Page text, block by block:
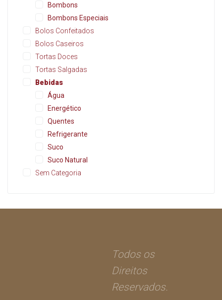
Bombons
Bombons Especiais
Bolos Confeitados
Bolos Caseiros
Tortas Doces
Tortas Salgadas
Bebidas
Água
Energético
Quentes
Refrigerante
Suco
Suco Natural
Sem Categoria
Todos os
Direitos
Reservados.